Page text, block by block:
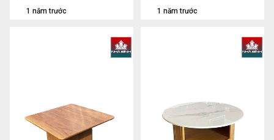
1 năm trước 1 năm trước